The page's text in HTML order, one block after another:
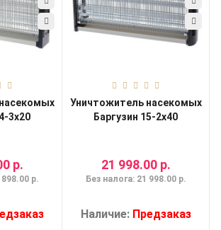
3x20
р.
898.00 р.
Уничтожитель насекомых
Баргузин 15-2x40
21 998.00 р.
Без налога: 21 998.00 р.
Наличие: Предзаказ